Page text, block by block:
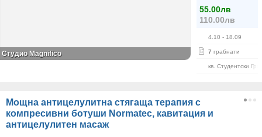
55.00лв
110.00лв
4.10 - 18.09
7 грабнати
кв. Студентски
Студио Magnifico
Мощна антицелулитна стягаща терапия с
компресивни ботуши Normatec, кавитация и
антицелулитен масаж